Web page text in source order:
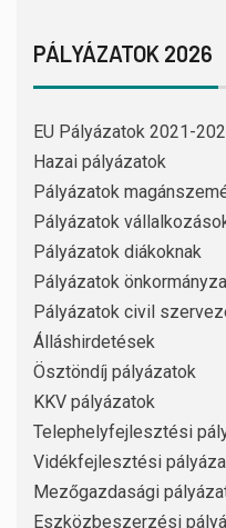
PÁLYÁZATOK 2026
EU Pályázatok 2021-
Hazai pályázatok
Pályázatok
Pályázatok
Pályázatok diákoknak
Pályázatok
Pályázatok civil
Álláshirdetések
Ösztöndíj pályázatok
KKV pályázatok
Telephelyfejlesztési
Vidékfejlesztési
Mezőgazdasági
Eszközbeszerzési